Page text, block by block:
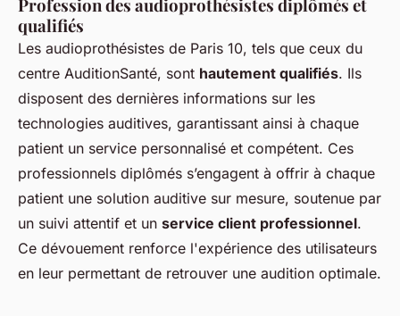
Profession des audioprothésistes diplômés et
qualifiés
Les audioprothésistes de Paris 10, tels que ceux du
centre AuditionSanté, sont hautement qualifiés. Ils
disposent des dernières informations sur les
technologies auditives, garantissant ainsi à chaque
patient un service personnalisé et compétent. Ces
professionnels diplômés s’engagent à offrir à chaque
patient une solution auditive sur mesure, soutenue par
un suivi attentif et un service client professionnel.
Ce dévouement renforce l'expérience des utilisateurs
en leur permettant de retrouver une audition optimale.